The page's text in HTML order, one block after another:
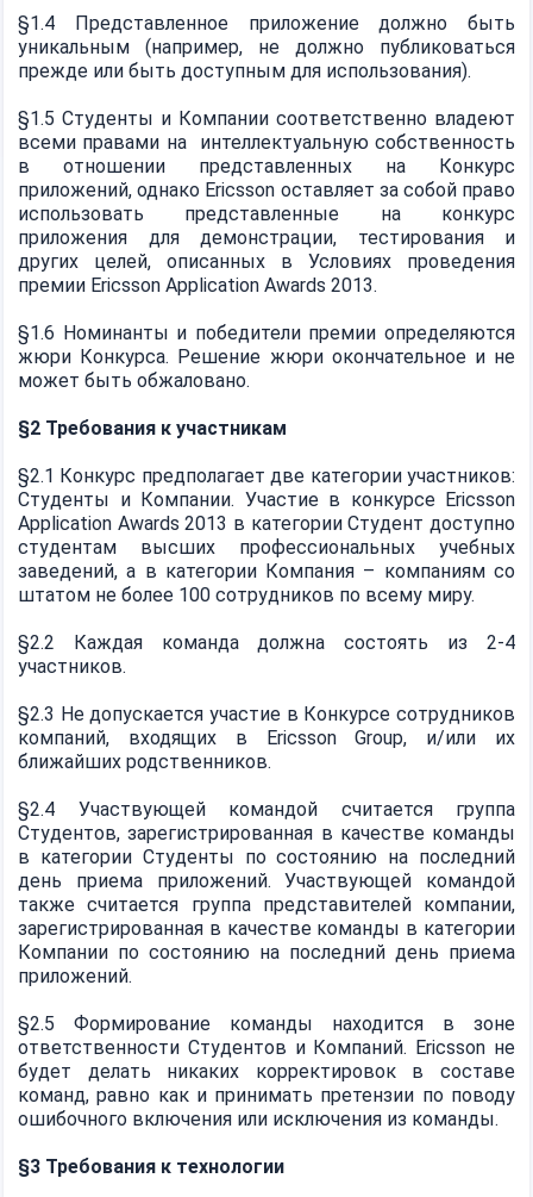
§1.4 Представленное приложение должно быть
уникальным (например, не должно публиковаться
прежде или быть доступным для использования).
§1.5 Студенты и Компании соответственно владеют
всеми правами на интеллектуальную собственность
в отношении представленных на Конкурс
приложений, однако Ericsson оставляет за собой право
использовать представленные на конкурс
приложения для демонстрации, тестирования и
других целей, описанных в Условиях проведения
премии Ericsson Application Awards 2013.
§1.6 Номинанты и победители премии определяются
жюри Конкурса. Решение жюри окончательное и не
может быть обжаловано.
§2 Требования к участникам
§2.1 Конкурс предполагает две категории участников:
Студенты и Компании. Участие в конкурсе Ericsson
Application Awards 2013 в категории Студент доступно
студентам высших профессиональных учебных
заведений, а в категории Компания – компаниям со
штатом не более 100 сотрудников по всему миру.
§2.2 Каждая команда должна состоять из 2-4
участников.
§2.3 Не допускается участие в Конкурсе сотрудников
компаний, входящих в Ericsson Group, и/или их
ближайших родственников.
§2.4 Участвующей командой считается группа
Студентов, зарегистрированная в качестве команды
в категории Студенты по состоянию на последний
день приема приложений. Участвующей командой
также считается группа представителей компании,
зарегистрированная в качестве команды в категории
Компании по состоянию на последний день приема
приложений.
§2.5 Формирование команды находится в зоне
ответственности Студентов и Компаний. Ericsson не
будет делать никаких корректировок в составе
команд, равно как и принимать претензии по поводу
ошибочного включения или исключения из команды.
§3 Требования к технологии